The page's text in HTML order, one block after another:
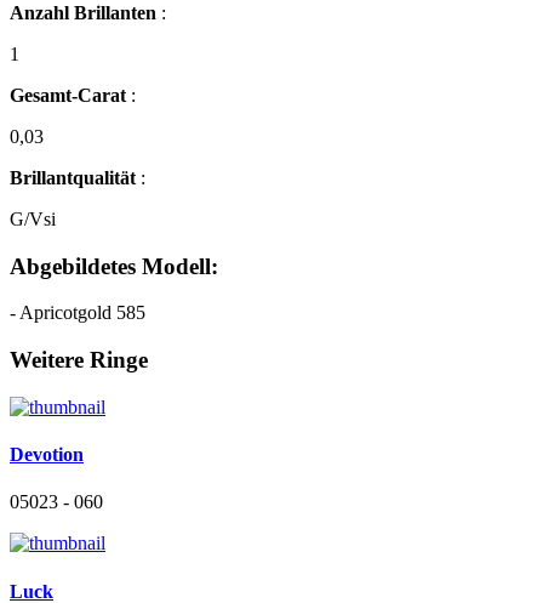
Anzahl Brillanten :
1
Gesamt-Carat :
0,03
Brillantqualität :
G/Vsi
Abgebildetes Modell:
- Apricotgold 585
Weitere Ringe
Devotion
05023 - 060
Luck